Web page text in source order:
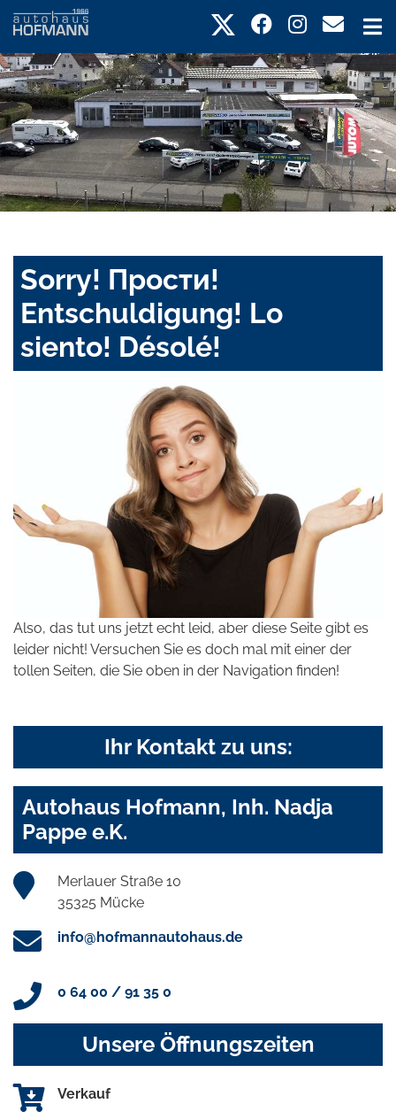
Sorry! Прости!
Entschuldigung! Lo
siento! Désolé!
Also, das tut uns jetzt echt leid, aber diese Seite gibt es
leider nicht! Versuchen Sie es doch mal mit einer der
tollen Seiten, die Sie oben in der Navigation finden!
Ihr Kontakt zu uns:
Autohaus Hofmann, Inh. Nadja
Pappe e.K.
Merlauer Straße 10
35325 Mücke
info@hofmannautohaus.de
0 64 00 / 91 35 0
Unsere Öffnungszeiten
Verkauf